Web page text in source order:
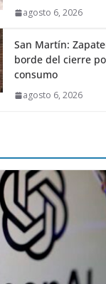
agosto 6, 2026
San Martín:
borde del cierre
consumo
agosto 6, 2026